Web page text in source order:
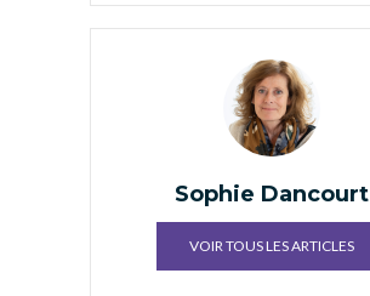
Sophie Dancourt
VOIR TOUS LES ARTICLES